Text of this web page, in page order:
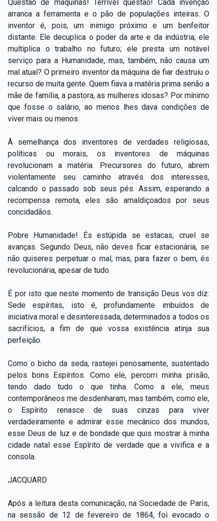
Questão de máquinas! Terrível questão! Cada invenção
arranca a ferramenta e o pão de populações inteiras. O
inventor é, pois, um inimigo próximo e um benfeitor
distante. Ele decuplica o poder da arte e da indústria; ele
multiplica o trabalho no futuro; ele presta um notável
serviço para a Humanidade, mas, também, não causa um
mal atual? O primeiro inventor da máquina de fiar destruiu o
recurso de muita gente. Quem fiava a matéria prima senão a
mãe de família, a pastora, as mulheres idosas? Por mínimo
que fosse o salário, ao menos lhes dava condições de
viver mais ou menos.
À semelhança dos inventores de verdades religiosas,
políticas ou morais, os inventores de máquinas
revolucionam a matéria. Precursores do futuro, abrem
violentamente seu caminho através dos interesses,
calcando o passado sob seus pés. Assim, esperando a
recompensa remota, eles são amaldiçoados por seus
concidadãos.
Pobre Humanidade! És estúpida se estacas, cruel se
avanças. Segundo Deus, não deves ficar estacionária, se
não quiseres perpetuar o mal, mas, para fazer o bem, és
revolucionária, apesar de tudo.
É por isto que neste momento de transição Deus vos diz:
Sede espíritas, isto é, profundamente imbuídos de
iniciativa moral e desinteressada, determinados a todos os
sacrifícios, a fim de que vossa existência atinja sua
perfeição.
Como o bicho da seda, rastejei penosamente, sustentado
pelos bons Espíritos. Como ele, percorri minha prisão,
tendo dado tudo o que tinha. Como a ele, meus
contemporâneos me desdenharam, mas também, como ele,
o Espírito renasce de suas cinzas para viver
verdadeiramente e admirar esse mecânico dos mundos,
esse Deus de luz e de bondade que quis mostrar à minha
cidade natal esse Espírito de verdade que a vivifica e a
consola.
JACQUARD
Após a leitura desta comunicação, na Sociedade de Paris,
na sessão de 12 de fevereiro de 1864, foi evocado o